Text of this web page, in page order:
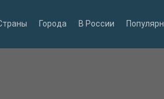
Города В России